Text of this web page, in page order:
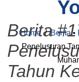
Home/Berita•
Penelusuran
Berita
Tahun